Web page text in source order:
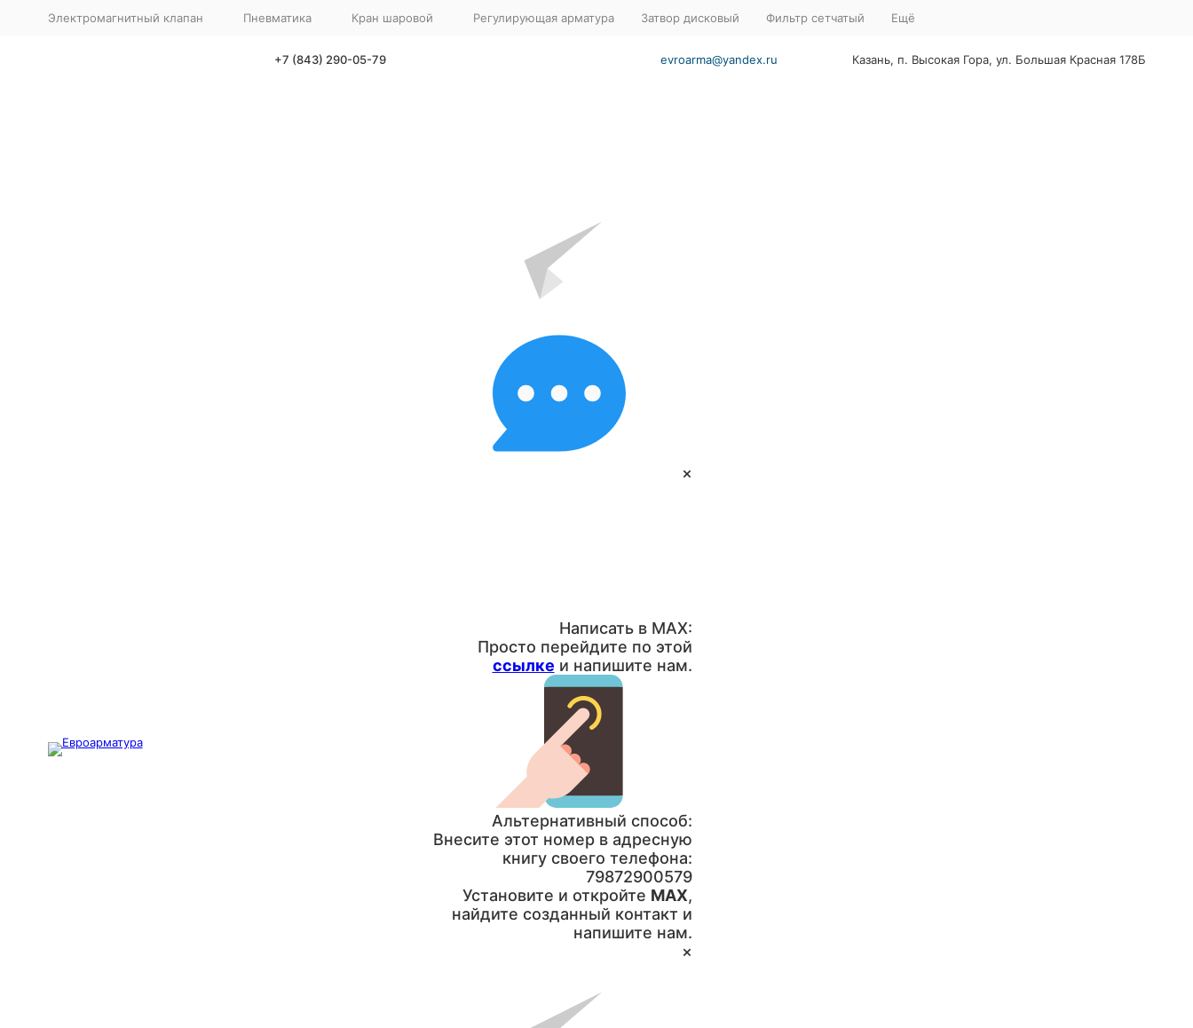
Электромагнитный клапан Пневматика Кран шаровой Регулирующая арматура Затвор дисковый Фильтр сетчатый Ещё
+7 (843) 290-05-79
×
Написать в MAX:
Просто перейдите по этой
ссылке и напишите нам.
Альтернативный способ:
Внесите этот номер в адресную
книгу своего телефона:
79872900579
Установите и откройте MAX,
найдите созданный контакт и
напишите нам.
×
evroarma@yandex.ru Казань, п. Высокая Гора, ул. Большая Красная 178Б